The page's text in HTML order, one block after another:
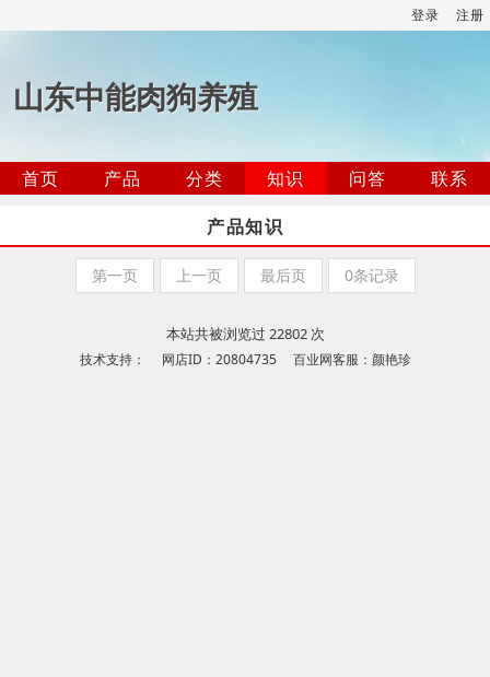
登录 注册
山东中能肉狗养殖
首页 产品 分类 知识 问答
联系
产品知识
第一页 上一页 最后页 0条记录
本站共被浏览过 22802 次
技术支持： 网店ID：20804735 百业网客服：颜艳珍